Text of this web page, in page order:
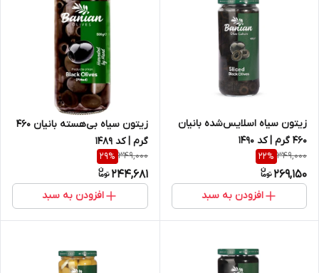
زیتون سیاه اسلایس‌شده بانیان
460 گرم | کد 1490
349,000
22%
269,150
افزودن به سبد
زیتون سیاه بی‌هسته بانیان 460
گرم | کد 1489
349,000
29%
244,681
افزودن به سبد